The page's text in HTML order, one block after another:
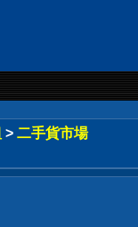
> 二手貨市場